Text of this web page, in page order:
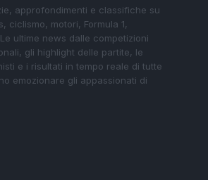
approfondimenti e classifiche su
ciclismo, motori, Formula 1,
ultime news dalle competizioni
gli highlight delle partite, le
e i risultati in tempo reale di tutte
emozionare gli appassionati di